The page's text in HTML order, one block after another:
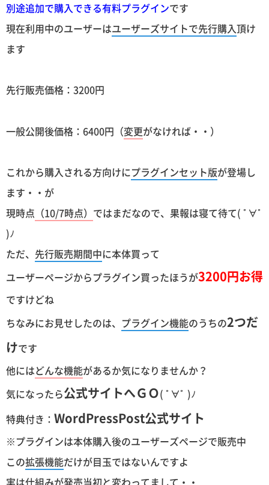
別途追加で購入できる有料プラグインです
現在利用中のユーザーはユーザーズサイトで先行購入頂け
ます
先行販売価格：3200円
一般公開後価格：6400円（変更がなければ・・）
これから購入される方向けにプラグインセット版が登場し
ます・・が
現時点 （10/7時点） ではまだなので、果報は寝て待て( ﾟ∀ﾟ
)ﾉ
ただ、 先行販売期間中に本体買って
ユーザーページからプラグイン買ったほうが3200円お得
ですけどね
ちなみにお見せしたのは、 プラグイン機能のうちの2つだ
けです
他にはどんな機能があるか気になりませんか？
気になったら公式サイトへＧＯ( ﾟ∀ﾟ )ﾉ
特典付き： WordPressPost公式サイト
※プラグインは本体購入後のユーザーズページで販売中
この拡張機能だけが目玉ではないんですよ
実は仕組みが発売当初と変わってまして・・